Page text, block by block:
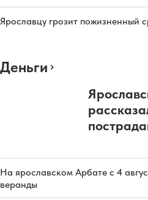
Ярославцу грозит пожизненный
Деньги
На ярославском Арбате с 4
веранды